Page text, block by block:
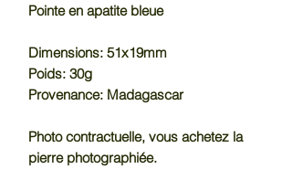
Pointe en apatite bleue
Dimensions: 51x19mm
Poids: 30g
Provenance: Madagascar
Photo contractuelle, vous achetez la
pierre photographiée.